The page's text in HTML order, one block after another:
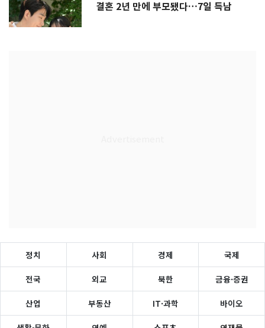
결혼 2년 만에 부모됐다…7일 득남
정치 사회 경제 국제
전국 외교 북한 금융·증권
산업 부동산 IT·과학 바이오